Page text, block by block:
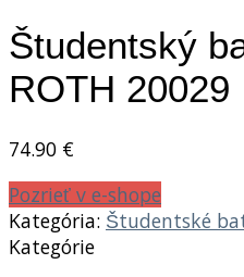
Študentský
ROTH 20029
74.90 €
Pozrieť v e-shope
Kategória: Študentské
Kategórie